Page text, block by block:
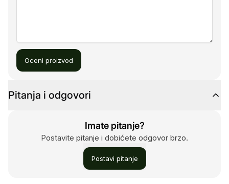
Oceni proizvod
Pitanja i odgovori
Imate pitanje?
Postavite pitanje i dobićete odgovor brzo.
Postavi pitanje